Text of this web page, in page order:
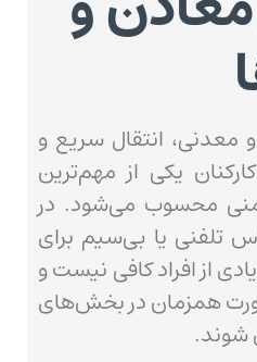
انتقال سریع و
یکی از مهم‌ترین
محسوب می‌شود. در
تلفنی یا بی‌سیم برای
از افراد کافی نیست و
همزمان در بخش‌های